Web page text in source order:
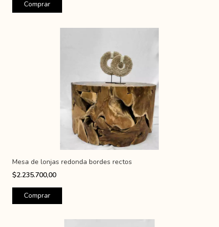
Mesa de lonjas redonda bordes rectos
$2.235.700,00